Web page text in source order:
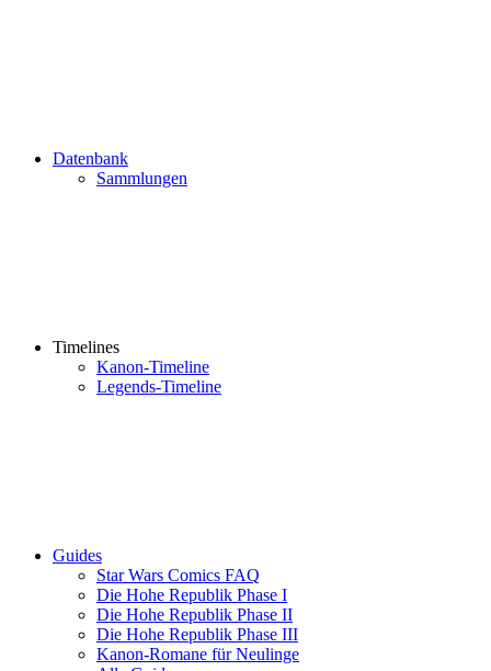
Datenbank
Sammlungen
Timelines
Kanon-Timeline
Legends-Timeline
Guides
Star Wars Comics FAQ
Die Hohe Republik Phase I
Die Hohe Republik Phase II
Die Hohe Republik Phase III
Kanon-Romane für Neulinge